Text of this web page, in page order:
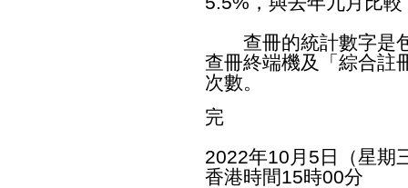
查冊的統計數字是包
查冊終端機及「綜合註
次數。
完
2022年10月5日（星期
香港時間15時00分